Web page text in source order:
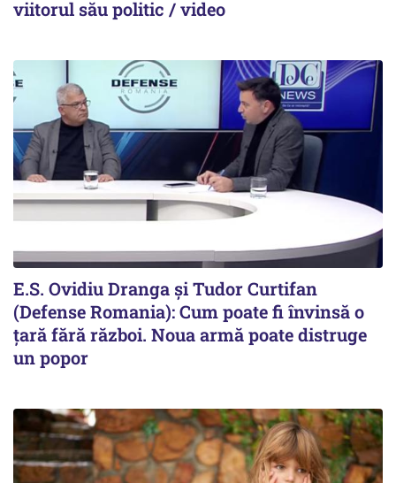
viitorul său politic / video
E.S. Ovidiu Dranga și Tudor Curtifan
(Defense Romania): Cum poate fi învinsă o
țară fără război. Noua armă poate distruge
un popor